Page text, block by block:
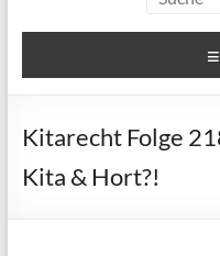
Kitarecht Folge
Kita & Hort?!